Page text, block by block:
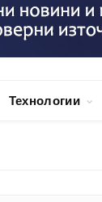
Технологии